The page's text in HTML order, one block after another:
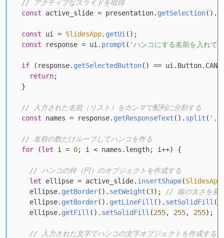
// アクティブなスライドを取得
const active_slide = presentation. getSelection().
const ui = SlidesApp. getUi ();
const response = ui. prompt ( 'ハンコにする名前を入れて
if (response. getSelectedButton() == ui. Button.
return;
  }
// 入力された名前（リスト）をカンマで配列に分割する
const names = response. getResponseText (). split ( ','
// 名前の数だけループしてハンコを作る
for (let i = 0; i < names. length; i++) {
// ハンコの枠（円）のオブジェクトを作成する
let ellipse = active_slide. insertShape(SlidesApp
    ellipse.
getBorder(). setWeight (3);
// 線の太さを変
    ellipse.
getBorder(). getLineFill (). setSolidFill (
    ellipse.
getFill (). setSolidFill (255, 255, 255);
// 入力された文字でハンコの文字オブジェクトを作成する